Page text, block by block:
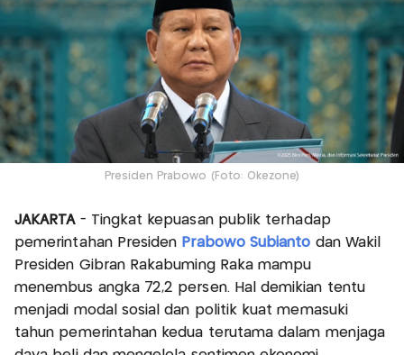
Presiden Prabowo (Foto: Okezone)
JAKARTA- Tingkat kepuasan publik terhadap
pemerintahan Presiden Prabowo Subianto dan Wakil
Presiden Gibran Rakabuming Raka mampu
menembus angka 72,2 persen. Hal demikian tentu
menjadi modal sosial dan politik kuat memasuki
tahun pemerintahan kedua terutama dalam menjaga